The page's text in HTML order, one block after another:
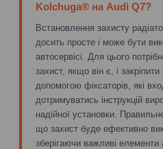
Kolchuga® на Audi Q7?
Встановлення захисту
досить просте і може бути
автосервісі. Для цього
захист, якщо він є, і
допомогою фіксаторів, які
дотримуватись інструкцій
надійної установки.
що захист буде ефективно
зберігаючи важливі елементи